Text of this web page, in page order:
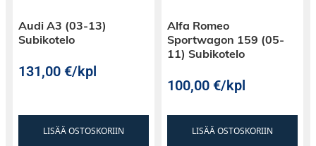
Audi A3 (03-13)
Subikotelo
131,00€/kpl
LISÄÄ OSTOSKORIIN
Alfa Romeo
Sportwagon 159 (05-
11) Subikotelo
100,00€/kpl
LISÄÄ OSTOSKORIIN